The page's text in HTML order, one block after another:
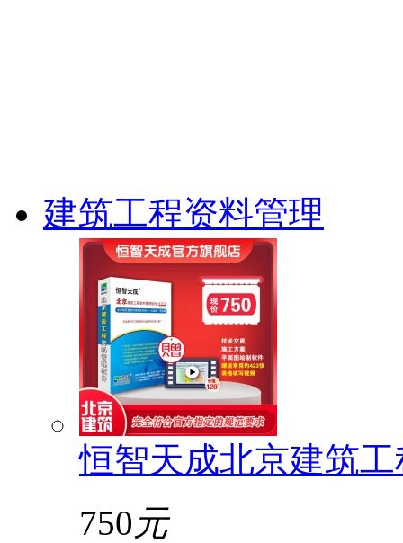
建筑工程资料管理
恒智天成北京建筑
750 元